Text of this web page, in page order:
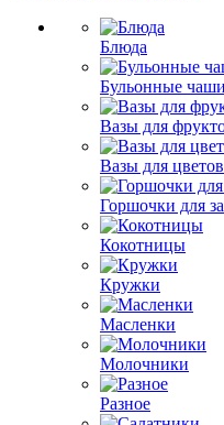
Блюда
Бульонные чаши
Вазы для
Вазы для цветов
Горшочки для
Кокотницы
Кружки
Масленки
Молочники
Разное